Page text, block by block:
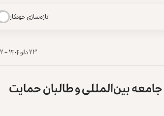
تازه‌سازی خودکار
۲۳ دلو ۱۴۰۴ – ۱۲ فبر ۲۰۲۶
بین‌المللی و طالبان حمایت